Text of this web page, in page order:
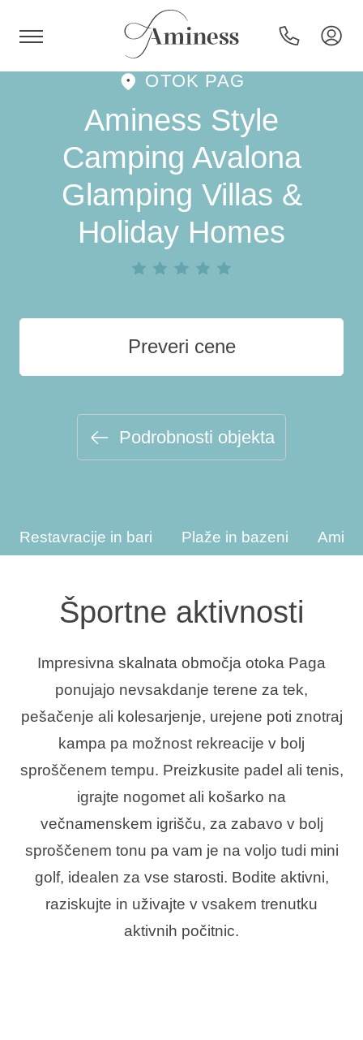
Hoteli in resorti
Kampi
Destinacije
Blogovi
OTOK PAG
Aminess Style
Camping Avalona
Glamping Villas &
Holiday Homes
Preveri cene
Podrobnosti objekta
Restavracije in bari Plaže in bazeni
Športne aktivnosti
Impresivna skalnata območja otoka Paga
ponujajo nevsakdanje terene za tek,
pešačenje ali kolesarjenje, urejene poti znotraj
kampa pa možnost rekreacije v bolj
sproščenem tempu. Preizkusite padel ali tenis,
igrajte nogomet ali košarko na
večnamenskem igrišču, za zabavo v bolj
sproščenem tonu pa vam je na voljo tudi mini
golf, idealen za vse starosti. Bodite aktivni,
raziskujte in uživajte v vsakem trenutku
aktivnih počitnic.